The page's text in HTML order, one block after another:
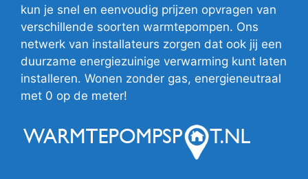
kun je snel en eenvoudig prijzen opvragen van
verschillende soorten warmtepompen. Ons
netwerk van installateurs zorgen dat ook jij een
duurzame energiezuinige verwarming kunt laten
installeren. Wonen zonder gas, energieneutraal
met 0 op de meter!